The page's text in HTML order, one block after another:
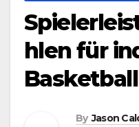
hlen für
By Jason